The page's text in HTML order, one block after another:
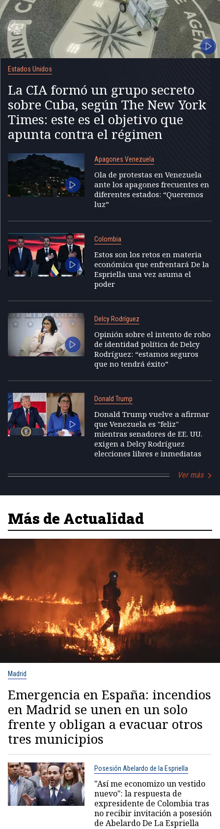
Estados Unidos
La CIA formó un grupo secreto
sobre Cuba, según The New York
Times: este es el objetivo que
apunta contra el régimen
Apagones Venezuela
Ola de protestas en Venezuela
ante los apagones frecuentes en
diferentes estados: “Queremos
luz”
Colombia
Estos son los retos en materia
económica que enfrentará De la
Espriella una vez asuma el
poder
Delcy Rodríguez
Opinión sobre el intento de robo
de identidad política de Delcy
Rodríguez: “estamos seguros
que no tendrá éxito”
Donald Trump
Donald Trump vuelve a afirmar
que Venezuela es "feliz"
mientras senadores de EE. UU.
exigen a Delcy Rodríguez
elecciones libres e inmediatas
Ver más
Más de Actualidad
Madrid
Emergencia en España: incendios
en Madrid se unen en un solo
frente y obligan a evacuar otros
tres municipios
Posesión Abelardo de la Espriella
"Así me economizo un vestido
nuevo": la respuesta de
expresidente de Colombia tras
no recibir invitación a posesión
de Abelardo De La Espriella